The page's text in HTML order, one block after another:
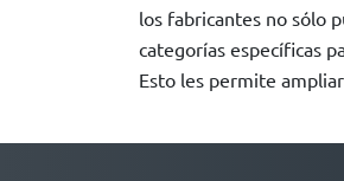
los fabricantes no sólo
categorías específicas
Esto les permite